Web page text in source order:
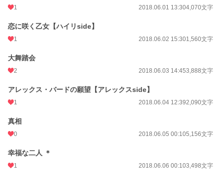
1 2018.06.01 13:304,070文字
恋に咲く乙女【ハイリside】
1 2018.06.02 15:301,560文字
大舞踏会
2 2018.06.03 14:453,888文字
アレックス・バードの願望【アレックスside】
1 2018.06.04 12:392,090文字
真相
0 2018.06.05 00:105,156文字
幸福な二人 ＊
1 2018.06.06 00:103,498文字